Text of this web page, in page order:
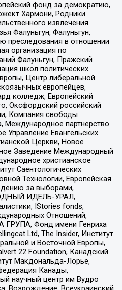
фонд за демократию,
Хармони, Родники
извлечения
Фалуньгун, Фалуньгун,
преследования в отношении
организация по
Фалуньгун, Пражский
школ политических
Центр либеральной
европейцев,
колледж, Европейский
Оксфордский российский
Компания свободы
партнерство
Управление Евангельских
Церкви, Новое
Заведение Международный
христианское
Саентологических
Технологии, Европейская
за выборами,
ИДЕЛЬ-УРАЛ,
IStories fonds,
Отношений,
Фонд имени Генриха
Ltd, The Insider, Институт
и Восточной Европы,
22 Foundation, Канадский
Макдональда-Лорье,
Канады,
научный центр им Вудро